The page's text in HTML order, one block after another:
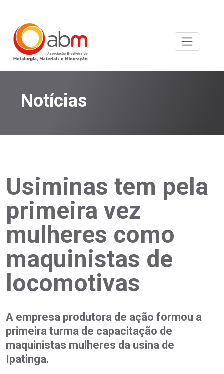
Notícias
Usiminas tem pela
primeira vez
mulheres como
maquinistas de
locomotivas
A empresa produtora de ação formou a
primeira turma de capacitação de
maquinistas mulheres da usina de
Ipatinga.